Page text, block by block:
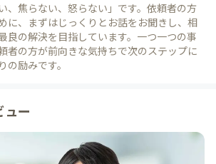
、焦らない、怒らない」です。依頼者の方
に、まずはじっくりとお話をお聞きし、相
良の解決を目指しています。一つ一つの事
者の方が前向きな気持ちで次のステップに
励みです。
ュー